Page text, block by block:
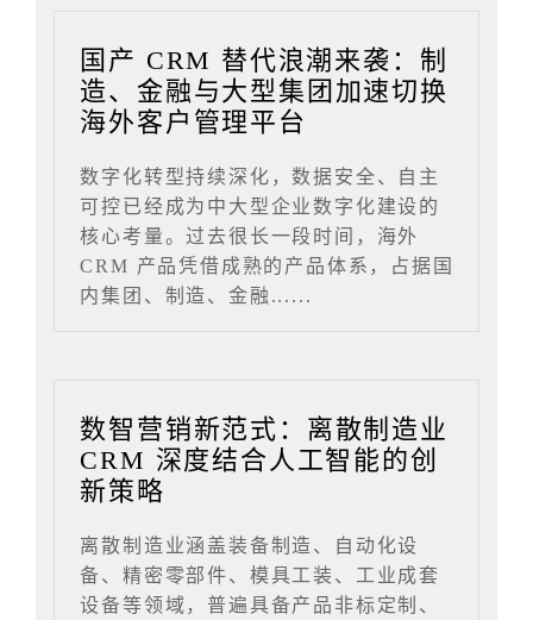
国产 CRM 替代浪潮来袭：制
造、金融与大型集团加速切换
海外客户管理平台
数字化转型持续深化，数据安全、自主
可控已经成为中大型企业数字化建设的
核心考量。过去很长一段时间，海外
CRM 产品凭借成熟的产品体系，占据国
内集团、制造、金融......
数智营销新范式：离散制造业
CRM 深度结合人工智能的创
新策略
离散制造业涵盖装备制造、自动化设
备、精密零部件、模具工装、工业成套
设备等领域，普遍具备产品非标定制、